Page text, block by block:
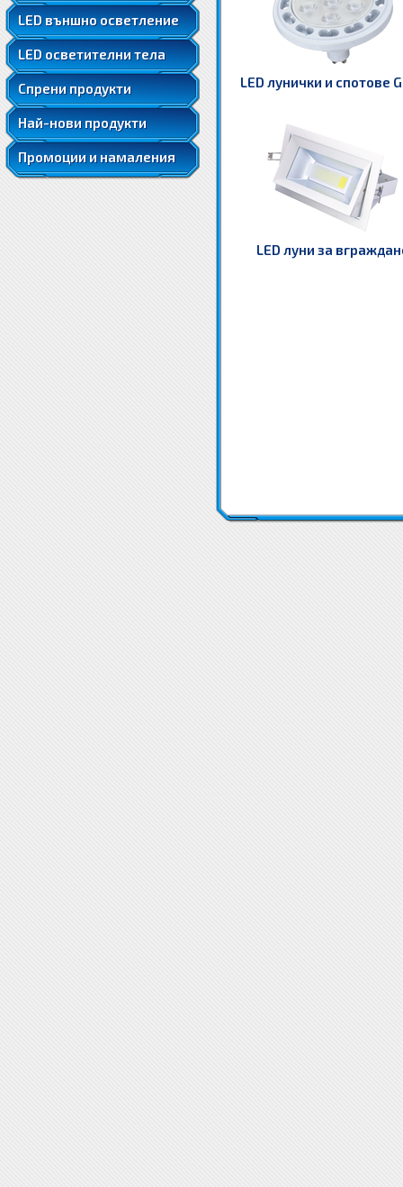
LED външно осветление
LED осветителни тела
Спрени продукти
LED ленти 5050
LED ленти 5050 RGB
LED ленти 5630
LED луни за вграждане
Най-нови продукти
Промоции и намаления
LED лунички и спотове
LED луни за